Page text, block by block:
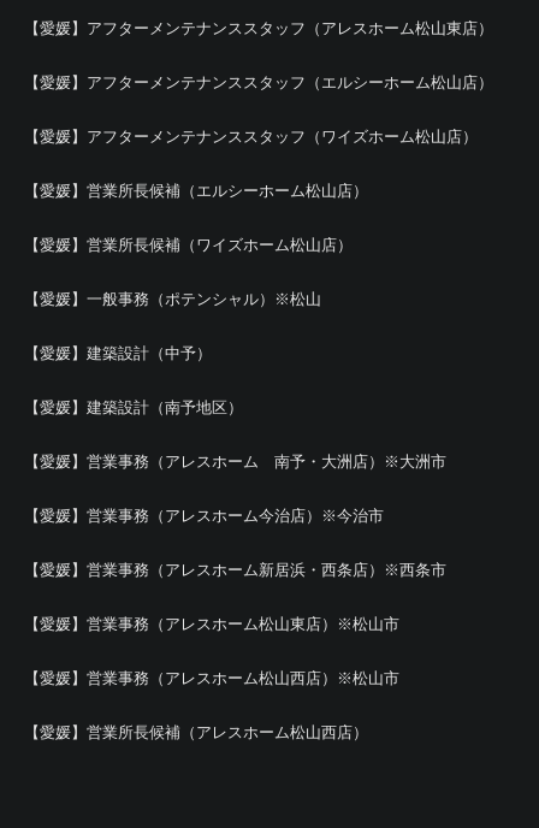
【愛媛】アフターメンテナンススタッフ（アレスホーム松山東店）
【愛媛】アフターメンテナンススタッフ（エルシーホーム松山店）
【愛媛】アフターメンテナンススタッフ（ワイズホーム松山店）
【愛媛】営業所長候補（エルシーホーム松山店）
【愛媛】営業所長候補（ワイズホーム松山店）
【愛媛】一般事務（ポテンシャル）※松山
【愛媛】建築設計（中予）
【愛媛】建築設計（南予地区）
【愛媛】営業事務（アレスホーム 南予・大洲店）※大洲市
【愛媛】営業事務（アレスホーム今治店）※今治市
【愛媛】営業事務（アレスホーム新居浜・西条店）※西条市
【愛媛】営業事務（アレスホーム松山東店）※松山市
【愛媛】営業事務（アレスホーム松山西店）※松山市
【愛媛】営業所長候補（アレスホーム松山西店）